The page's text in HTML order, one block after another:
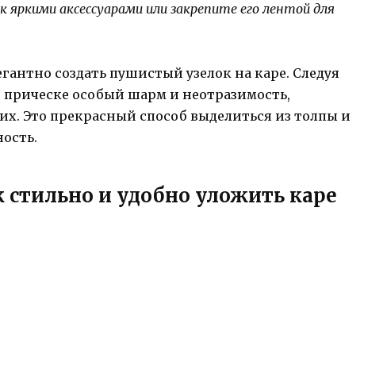
аксессуарами или закрепите его лентой для
создать пушистый узелок на каре. Следуя
особый шарм и неотразимость,
Это прекрасный способ выделиться из толпы и
и удобно уложить каре